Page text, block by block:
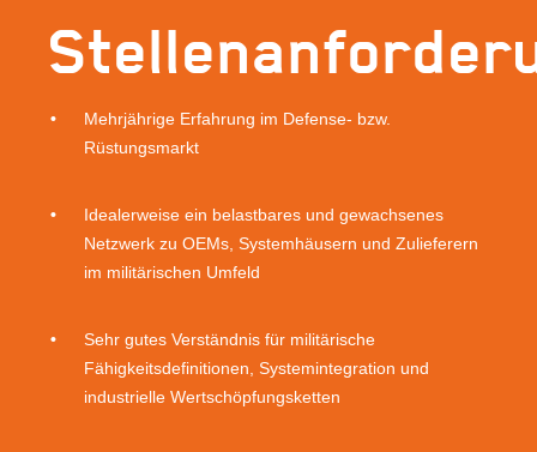
Mehrjährige Erfahrung im Defense- bzw.
Rüstungsmarkt
Idealerweise ein belastbares und gewachsenes
Netzwerk zu OEMs, Systemhäusern und Zulieferern
im militärischen Umfeld
Sehr gutes Verständnis für militärische
Fähigkeitsdefinitionen, Systemintegration und
industrielle Wertschöpfungsketten